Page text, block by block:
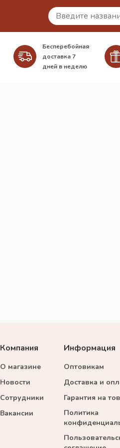
Бесперебойная
доставка7
дней в неделю
Компания
О магазине
Новости
Сотрудники
Вакансии
Информация
Оптовикам
Доставка и
Гарантия на
Политика